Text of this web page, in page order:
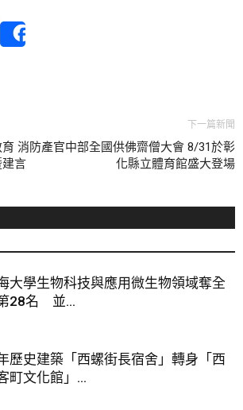
Line
消防產官
言
下一篇新聞
中部全國供佛齋僧大會 8/31於彰
化縣立體育館盛大登場
大學生物科技與應用微生物領域奪全
28名 並...
歷史建築「西螺街長宿舍」轉身「西
町文化館」...